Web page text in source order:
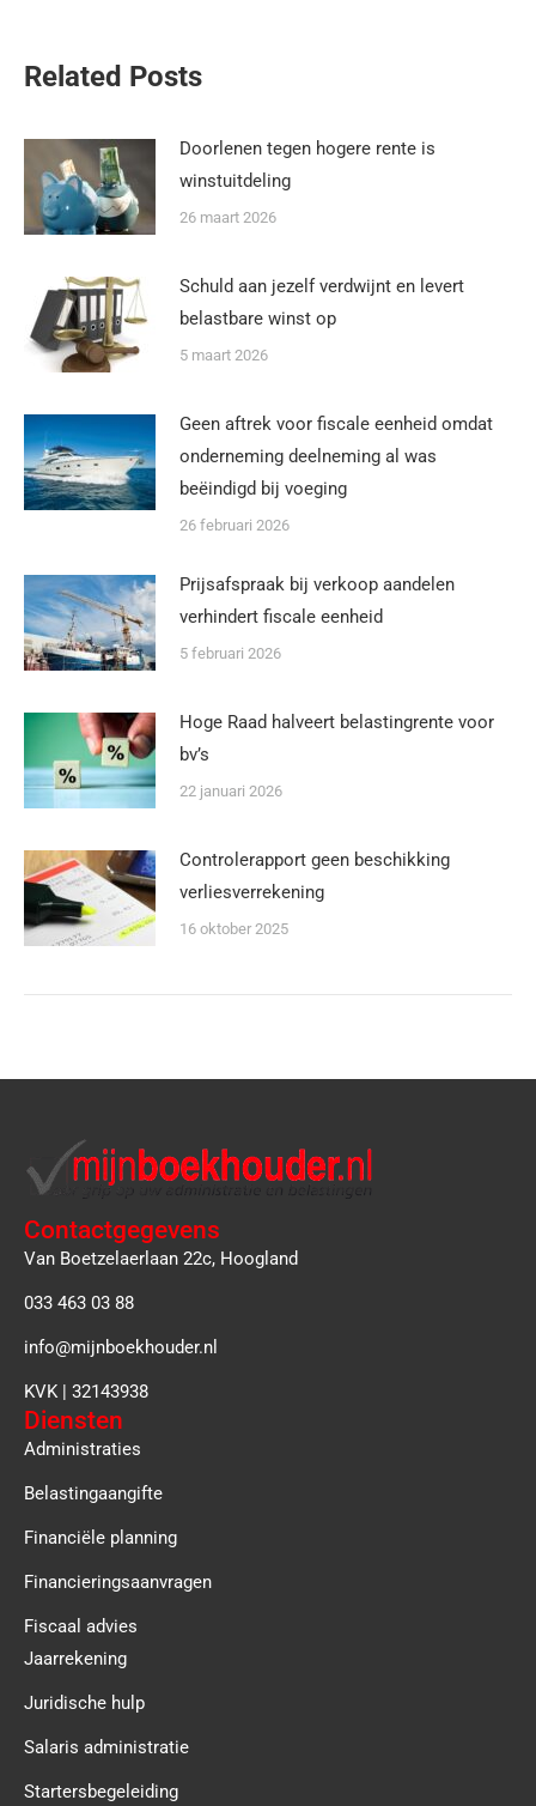
Related Posts
Doorlenen tegen hogere rente is
winstuitdeling
26 maart 2026
Schuld aan jezelf verdwijnt en levert
belastbare winst op
5 maart 2026
Geen aftrek voor fiscale eenheid omdat
onderneming deelneming al was
beëindigd bij voeging
26 februari 2026
Prijsafspraak bij verkoop aandelen
verhindert fiscale eenheid
5 februari 2026
Hoge Raad halveert belastingrente voor
bv’s
22 januari 2026
Controlerapport geen beschikking
verliesverrekening
16 oktober 2025
Contactgegevens
Van Boetzelaerlaan 22c, Hoogland
033 463 03 88
info@mijnboekhouder.nl
KVK | 32143938
Diensten
Administraties
Belastingaangifte
Financiële planning
Financieringsaanvragen
Fiscaal advies
Jaarrekening
Juridische hulp
Salaris administratie
Startersbegeleiding